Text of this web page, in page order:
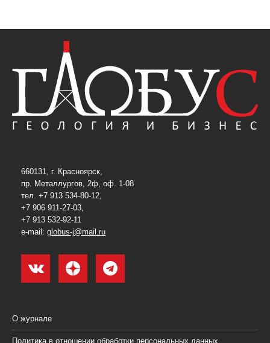
660131, г. Красноярск,
пр. Металлургов, 2ф, оф. 1-08
тел. +7 913 534-80-12,
+7 906 911-27-03,
+7 913 532-92-11
e-mail: globus-j@mail.ru
О журнале
Политика в отношении обработки персональных данных